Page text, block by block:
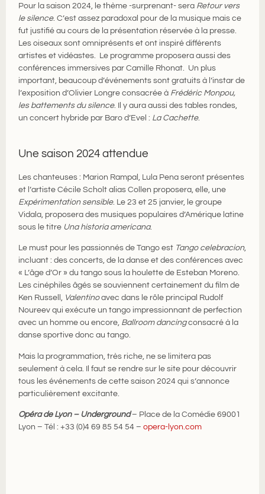
Pour la saison 2024, le thème -surprenant- sera Retour vers
le silence. C’est assez paradoxal pour de la musique mais ce
fut justifié au cours de la présentation réservée à la presse.
Les oiseaux sont omniprésents et ont inspiré différents
artistes et vidéastes. Le programme proposera aussi des
conférences immersives par Camille Rhonat. Un plus
important, beaucoup d’événements sont gratuits à l’instar de
l’exposition d’Olivier Longre consacrée à Frédéric Monpou,
les battements du silence. Il y aura aussi des tables rondes,
un concert hybride par Baro d’Evel : La Cachette.
Une saison 2024 attendue
Les chanteuses : Marion Rampal, Lula Pena seront présentes
et l’artiste Cécile Scholt alias Collen proposera, elle, une
Expérimentation sensible. Le 23 et 25 janvier, le groupe
Vidala, proposera des musiques populaires d’Amérique latine
sous le titre Una historia americana.
Le must pour les passionnés de Tango est Tango celebracion,
incluant : des concerts, de la danse et des conférences avec
« L’âge d’Or » du tango sous la houlette de Esteban Moreno.
Les cinéphiles âgés se souviennent certainement du film de
Ken Russell, Valentinoavec dans le rôle principal Rudolf
Noureev qui exécute un tango impressionnant de perfection
avec un homme ou encore, Ballroom dancingconsacré à la
danse sportive donc au tango.
Mais la programmation, très riche, ne se limitera pas
seulement à cela. Il faut se rendre sur le site pour découvrir
tous les événements de cette saison 2024 qui s’annonce
particulièrement excitante.
Opéra de Lyon – Underground– Place de la Comédie 69001
Lyon – Tél : +33 (0)4 69 85 54 54 –opera-lyon.com